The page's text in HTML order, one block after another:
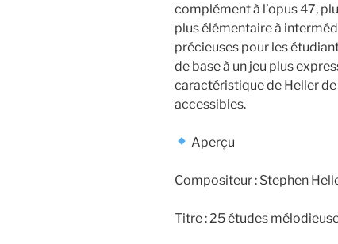
complément à l’opus 47,
plus élémentaire à
précieuses pour les
de base à un jeu plus
caractéristique de Heller
accessibles.
Aperçu
Compositeur : Stephen
Titre : 25 études